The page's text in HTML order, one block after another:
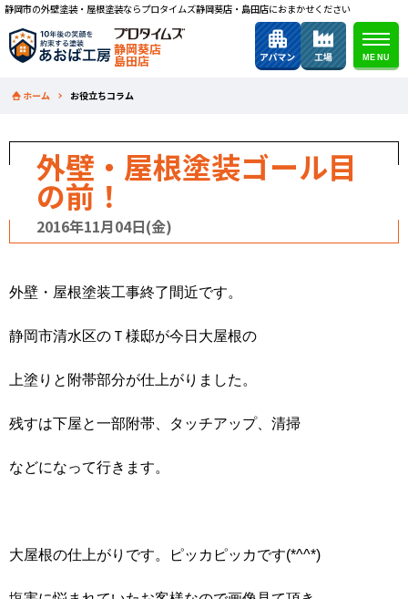
静岡市の外壁塗装・屋根塗装ならプロタイムズ静岡葵店・島田店におまかせください
静岡葵店
島田店
ホーム お役立ちコラム
外壁・屋根塗装ゴール目
の前！
2016年11月04日(金)
外壁・屋根塗装工事終了間近です。
静岡市清水区のＴ様邸が今日大屋根の
上塗りと附帯部分が仕上がりました。
残すは下屋と一部附帯、タッチアップ、清掃
などになって行きます。
大屋根の仕上がりです。ピッカピッカです(*^^*)